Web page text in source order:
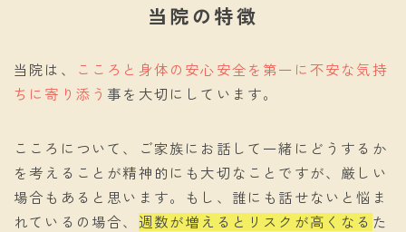
当院の特徴
当院は、
こころと身体の安心安全を第一に不安な気持
ちに寄り添う事を大切にしています。
こころについて、ご家族にお話して一緒にどうするか
を考えることが精神的にも大切なことですが、厳しい
場合もあると思います。もし、誰にも話せないと悩ま
れているの場合、 週数が増えるとリスクが高くなる た